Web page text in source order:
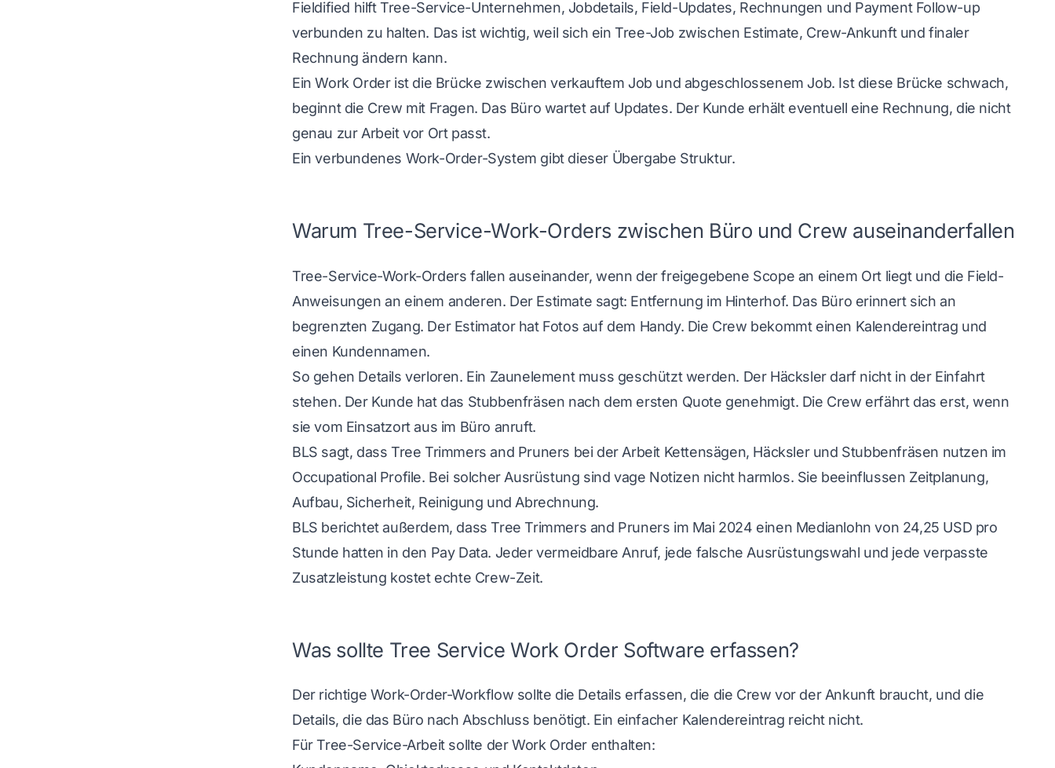
Fieldified hilft Tree-Service-Unternehmen, Jobdetails, Field-Updates, Rechnungen und Payment Follow-up
verbunden zu halten. Das ist wichtig, weil sich ein Tree-Job zwischen Estimate, Crew-Ankunft und finaler
Rechnung ändern kann.
Ein Work Order ist die Brücke zwischen verkauftem Job und abgeschlossenem Job. Ist diese Brücke schwach,
beginnt die Crew mit Fragen. Das Büro wartet auf Updates. Der Kunde erhält eventuell eine Rechnung, die nicht
genau zur Arbeit vor Ort passt.
Ein verbundenes Work-Order-System gibt dieser Übergabe Struktur.
Warum Tree-Service-Work-Orders zwischen Büro und Crew auseinanderfallen
Tree-Service-Work-Orders fallen auseinander, wenn der freigegebene Scope an einem Ort liegt und die Field-
Anweisungen an einem anderen. Der Estimate sagt: Entfernung im Hinterhof. Das Büro erinnert sich an
begrenzten Zugang. Der Estimator hat Fotos auf dem Handy. Die Crew bekommt einen Kalendereintrag und
einen Kundennamen.
So gehen Details verloren. Ein Zaunelement muss geschützt werden. Der Häcksler darf nicht in der Einfahrt
stehen. Der Kunde hat das Stubbenfräsen nach dem ersten Quote genehmigt. Die Crew erfährt das erst, wenn
sie vom Einsatzort aus im Büro anruft.
BLS sagt, dass Tree Trimmers and Pruners bei der Arbeit Kettensägen, Häcksler und Stubbenfräsen nutzen im
Occupational Profile. Bei solcher Ausrüstung sind vage Notizen nicht harmlos. Sie beeinflussen Zeitplanung,
Aufbau, Sicherheit, Reinigung und Abrechnung.
BLS berichtet außerdem, dass Tree Trimmers and Pruners im Mai 2024 einen Medianlohn von 24,25 USD pro
Stunde hatten in den Pay Data. Jeder vermeidbare Anruf, jede falsche Ausrüstungswahl und jede verpasste
Zusatzleistung kostet echte Crew-Zeit.
Was sollte Tree Service Work Order Software erfassen?
Der richtige Work-Order-Workflow sollte die Details erfassen, die die Crew vor der Ankunft braucht, und die
Details, die das Büro nach Abschluss benötigt. Ein einfacher Kalendereintrag reicht nicht.
Für Tree-Service-Arbeit sollte der Work Order enthalten: